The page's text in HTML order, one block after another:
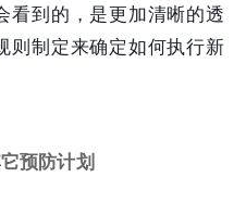
看到的，是更加清晰的透
则制定来确定如何执行新
预防计划